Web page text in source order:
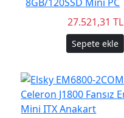
27.521,31 TL
Sepete ekle